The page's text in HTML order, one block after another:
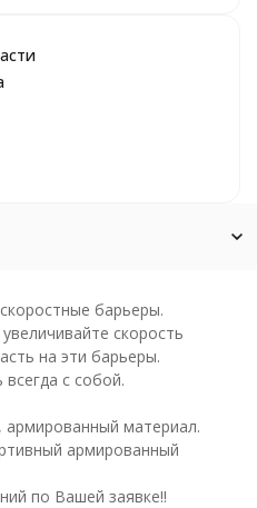
барьеры.
скорость
на эти барьеры.
с собой.
материал.
армированный
по Вашей заявке!!